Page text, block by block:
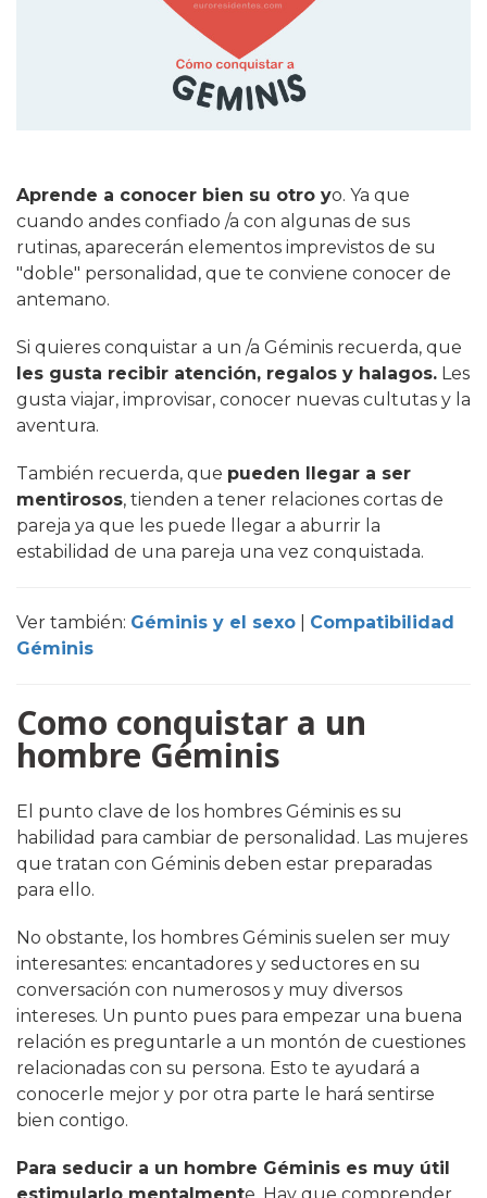
Aprende a conocer bien su otro yo. Ya que
cuando andes confiado /a con algunas de sus
rutinas, aparecerán elementos imprevistos de su
"doble" personalidad, que te conviene conocer de
antemano.
Si quieres conquistar a un /a Géminis recuerda, que
les gusta recibir atención, regalos y halagos. Les
gusta viajar, improvisar, conocer nuevas cultutas y la
aventura.
También recuerda, que pueden llegar a ser
mentirosos, tienden a tener relaciones cortas de
pareja ya que les puede llegar a aburrir la
estabilidad de una pareja una vez conquistada.
Ver también: Géminis y el sexo
Compatibilidad
Géminis
Como conquistar a un
hombre Géminis
El punto clave de los hombres Géminis es su
habilidad para cambiar de personalidad. Las mujeres
que tratan con Géminis deben estar preparadas
para ello.
No obstante, los hombres Géminis suelen ser muy
interesantes: encantadores y seductores en su
conversación con numerosos y muy diversos
intereses. Un punto pues para empezar una buena
relación es preguntarle a un montón de cuestiones
relacionadas con su persona. Esto te ayudará a
conocerle mejor y por otra parte le hará sentirse
bien contigo.
Para seducir a un hombre Géminis es muy útil